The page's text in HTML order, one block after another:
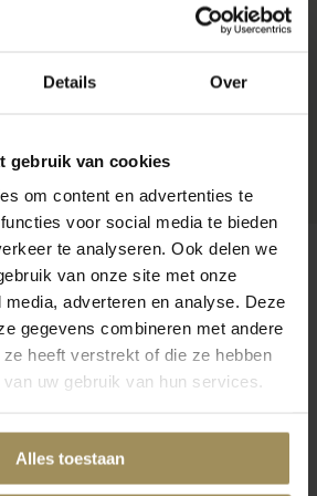
Details Over
gebruik van cookies
om content en advertenties te
voor social media te bieden
te analyseren. Ook delen we
van onze site met onze
adverteren en analyse. Deze
gegevens combineren met andere
heeft verstrekt of die ze hebben
uw gebruik van hun services.
Alles toestaan
meer inspiratie?